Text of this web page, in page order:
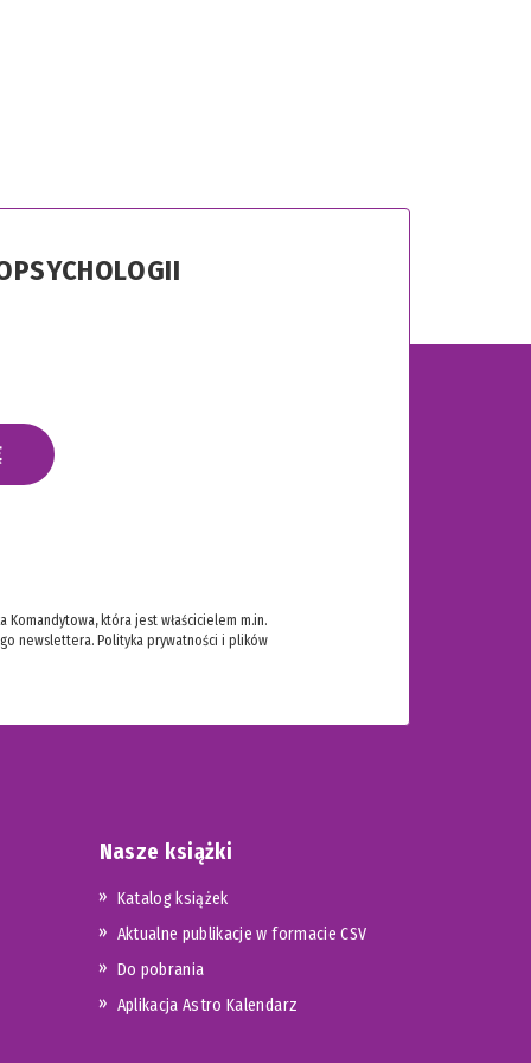
która jest właścicielem m.in.
newslettera. Polityka prywatności i plików
Nasze książki
Katalog książek
Aktualne publikacje w formacie CSV
Do pobrania
Aplikacja Astro Kalendarz